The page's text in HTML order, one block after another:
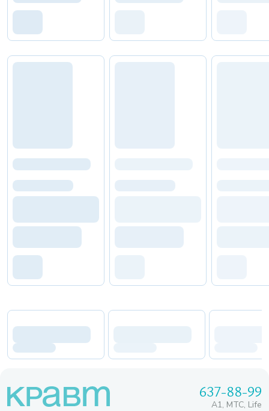
637-88-99
A1, МТС, Life